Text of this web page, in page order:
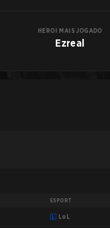
HEROI MAIS JOGADO
Ezreal
ESPORT
LoL